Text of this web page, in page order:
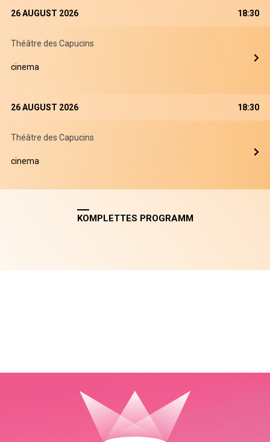
26 AUGUST 2026 18:30
Théâtre des Capucins
cinema
26 AUGUST 2026 18:30
Théâtre des Capucins
cinema
KOMPLETTES PROGRAMM